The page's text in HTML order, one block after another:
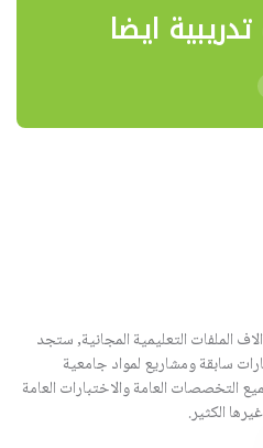
ايضا
الملفات التعليمية المجانية, ستجد
سابقة ومشاريع لمواد جامعية
التخصصات العامة والاختبارات العامة